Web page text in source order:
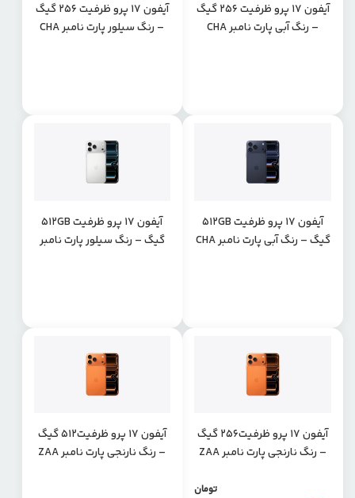
آیفون 17 پرو ظرفیت 256 گیگ
– رنگ آبی پارت نامبر CHA
آیفون 17 پرو ظرفیت 256 گیگ
– رنگ سیلور پارت نامبر CHA
آیفون 17 پرو ظرفیت 512GB
گیگ – رنگ آبی پارت نامبر CHA
آیفون 17 پرو ظرفیت 512GB
گیگ – رنگ سیلور پارت نامبر
آیفون 17 پرو ظرفیت256 گیگ
– رنگ نارنجی پارت نامبر ZAA
تومان
آیفون 17 پرو ظرفیت512 گیگ
– رنگ نارنجی پارت نامبر ZAA